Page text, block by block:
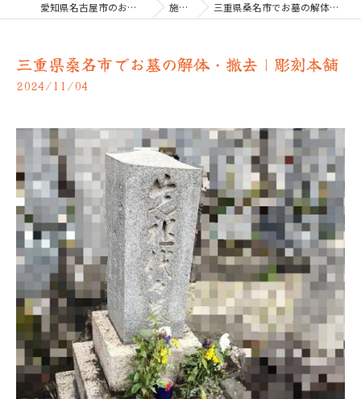
愛知県名古屋市のお墓なら彫刻本舗 施工例 三重県桑名市でお墓の解体・撤去｜彫刻本舗
三重県桑名市でお墓の解体・撤去｜彫刻本舗
2024/11/04